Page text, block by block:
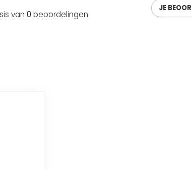
van 0 beoordelingen
JE